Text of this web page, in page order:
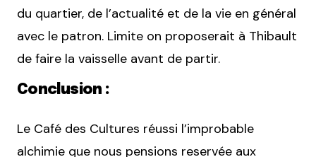
du quartier, de l’actualité et de la vie en général
avec le patron. Limite on proposerait à Thibault
de faire la vaisselle avant de partir.
Conclusion :
Le Café des Cultures réussi l’improbable
alchimie que nous pensions reservée aux